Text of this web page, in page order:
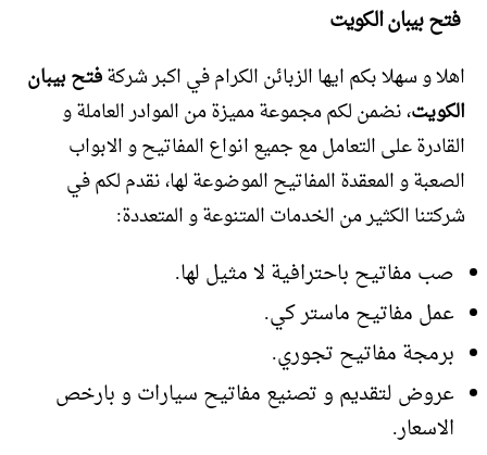
فتح بيبان الكويت
اهلا و سهلا بكم ايها الزبائن الكرام في اكبر شركةفتح بيبان
الكويت، نضمن لكم مجموعة مميزة من الموادر العاملة و
القادرة على التعامل مع جميع انواع المفاتيح و الابواب
الصعبة و المعقدة المفاتيح الموضوعة لها، نقدم لكم في
شركتنا الكثير من الخدمات المتنوعة و المتعددة:
صب مفاتيح باحترافية لا مثيل لها.
عمل مفاتيح ماستر كي.
برمجة مفاتيح تجوري.
عروض لتقديم و تصنيع مفاتيح سيارات و بارخص
الاسعار.